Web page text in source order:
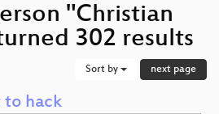
"Christian
302 results
Sort by next page
hack